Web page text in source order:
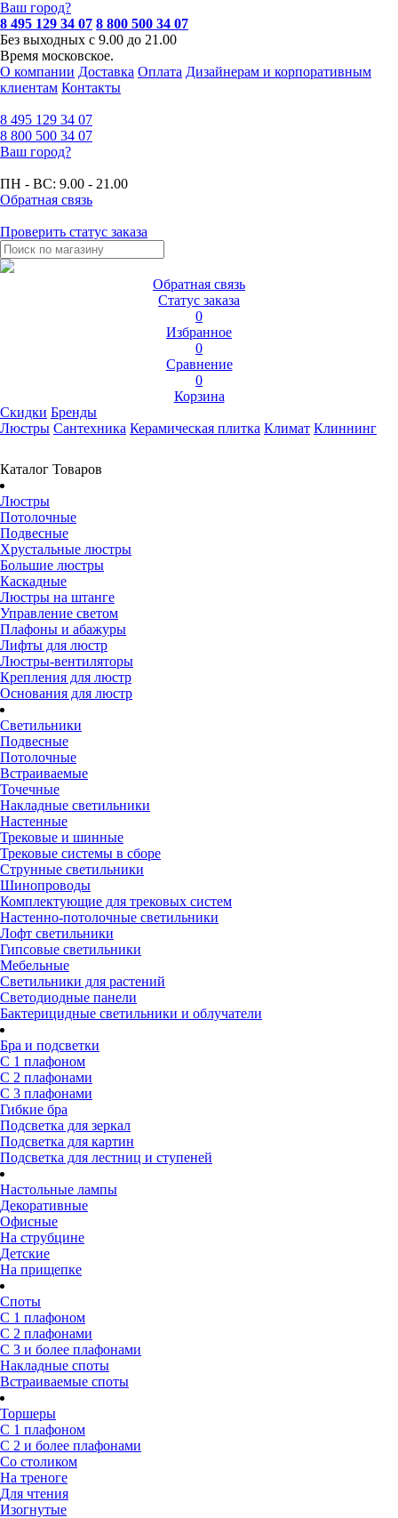
Ваш город?
8 495 129 34 07 8 800 500 34 07
Без выходных с 9.00 до 21.00
Время московское.
О компании Доставка Оплата Дизайнерам и корпоративным
клиентам Контакты
8 495 129 34 07
8 800 500 34 07
Ваш город?
ПН - ВС: 9.00 - 21.00
Обратная связь
Проверить статус заказа
Обратная связь
Статус заказа
0
Избранное
0
Сравнение
0
Корзина
Скидки Бренды
Люстры Сантехника Керамическая плитка Климат Клиннинг
Каталог Товаров
Люстры
Потолочные
Подвесные
Хрустальные люстры
Большие люстры
Каскадные
Люстры на штанге
Управление светом
Плафоны и абажуры
Лифты для люстр
Люстры-вентиляторы
Крепления для люстр
Основания для люстр
Светильники
Подвесные
Потолочные
Встраиваемые
Точечные
Накладные светильники
Настенные
Трековые и шинные
Трековые системы в сборе
Струнные светильники
Шинопроводы
Комплектующие для трековых систем
Настенно-потолочные светильники
Лофт светильники
Гипсовые светильники
Мебельные
Светильники для растений
Светодиодные панели
Бактерицидные светильники и облучатели
Бра и подсветки
С 1 плафоном
С 2 плафонами
С 3 плафонами
Гибкие бра
Подсветка для зеркал
Подсветка для картин
Подсветка для лестниц и ступеней
Настольные лампы
Декоративные
Офисные
На струбцине
Детские
На прищепке
Споты
С 1 плафоном
С 2 плафонами
С 3 и более плафонами
Накладные споты
Встраиваемые споты
Торшеры
С 1 плафоном
С 2 и более плафонами
Со столиком
На треноге
Для чтения
Изогнутые